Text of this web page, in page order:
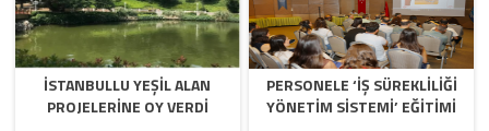
İSTANBULLU YEŞİL ALAN
PROJELERİNE OY VERDİ
PERSONELE ‘İŞ SÜREKLİLİĞİ
YÖNETİM SİSTEMİ’ EĞİTİMİ